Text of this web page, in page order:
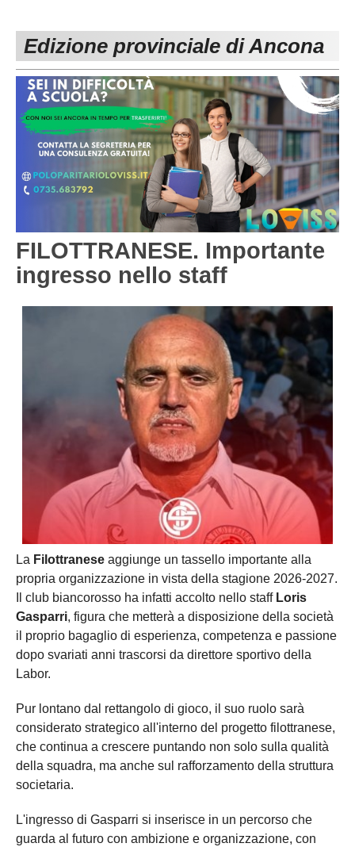
Carica la tua Rosa
1^ CATEGORIA
2^ CATEGORIA
3^ CATEGORIA
GIOVANILI
Edizione provinciale di Ancona
FILOTTRANESE. Importante
ingresso nello staff
La Filottranese aggiunge un tassello importante alla
propria organizzazione in vista della stagione 2026-2027.
Il club biancorosso ha infatti accolto nello staff Loris
Gasparri, figura che metterà a disposizione della società
il proprio bagaglio di esperienza, competenza e passione
dopo svariati anni trascorsi da direttore sportivo della
Labor.
Pur lontano dal rettangolo di gioco, il suo ruolo sarà
considerato strategico all'interno del progetto filottranese,
che continua a crescere puntando non solo sulla qualità
della squadra, ma anche sul rafforzamento della struttura
societaria.
L'ingresso di Gasparri si inserisce in un percorso che
guarda al futuro con ambizione e organizzazione, con